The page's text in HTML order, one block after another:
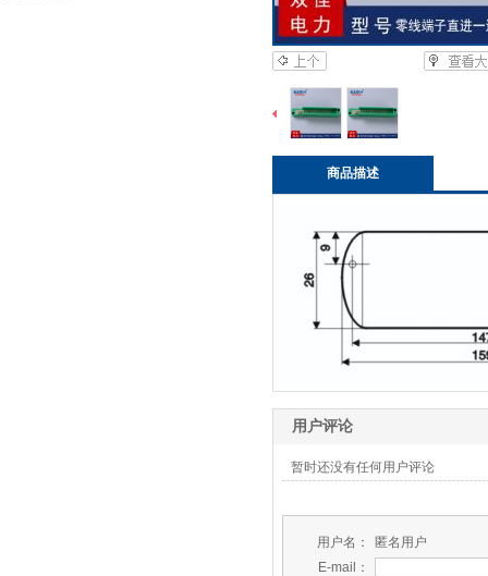
商品描述
用户评论
暂时还没有任何用户评论
用户名：
匿名用户
E-mail：